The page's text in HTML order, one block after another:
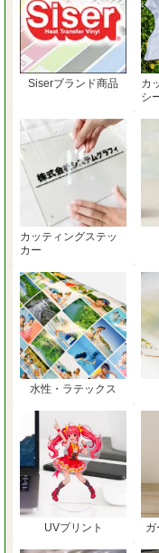
Siserブランド商品
カ
シ
カッティングステッ
カー
水性・ラテックス
UVプリント ガ